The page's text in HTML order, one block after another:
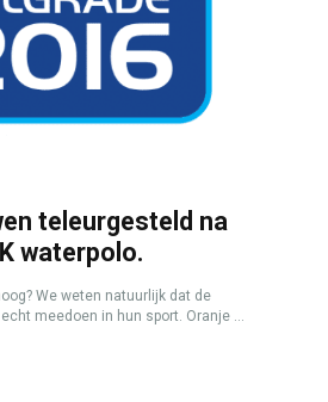
teleurgesteld na
waterpolo.
We weten natuurlijk dat de
meedoen in hun sport. Oranje ...